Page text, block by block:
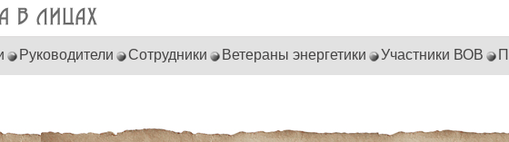
Руководители Сотрудники Ветераны энергетики Участники ВОВ